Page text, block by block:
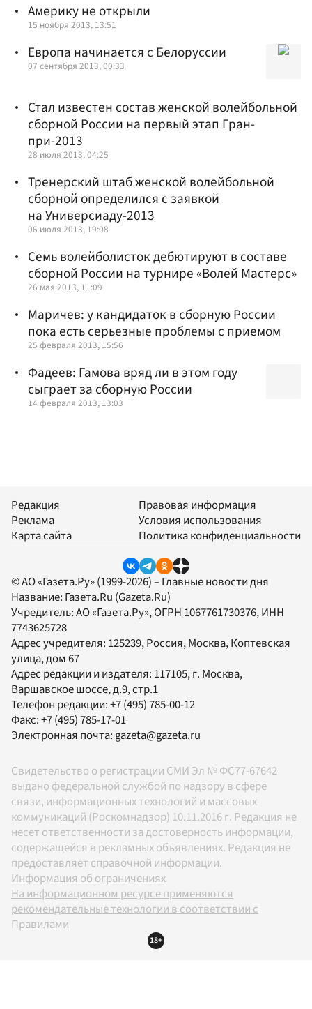
Америку не открыли
15 ноября 2013, 13:51
Европа начинается с Белоруссии
07 сентября 2013, 00:33
Стал известен состав женской волейбольной
сборной России на первый этап Гран-
при-2013
28 июля 2013, 04:25
Тренерский штаб женской волейбольной
сборной определился с заявкой
на Универсиаду-2013
06 июля 2013, 19:08
Семь волейболисток дебютируют в составе
сборной России на турнире «Волей Мастерс»
26 мая 2013, 11:09
Маричев: у кандидаток в сборную России
пока есть серьезные проблемы с приемом
25 февраля 2013, 15:56
Фадеев: Гамова вряд ли в этом году
сыграет за сборную России
14 февраля 2013, 13:03
Редакция
Реклама
Карта сайта
Правовая информация
Условия использования
Политика конфиденциальности
© АО «Газета.Ру» (1999-2026) – Главные новости дня
Название: Газета.Ru (Gazeta.Ru)
Учредитель:АО «Газета.Ру», ОГРН 1067761730376, ИНН
7743625728
Адрес учредителя: 125239, Россия, Москва, Коптевская
улица, дом 67
Адрес редакции и издателя: 117105, г. Москва,
Варшавское шоссе, д.9, стр.1
Телефон редакции:+7 (495) 785-00-12
Факс:+7 (495) 785-17-01
Электронная почта:gazeta@gazeta.ru
Свидетельство о регистрации СМИ Эл № ФС77-67642
выдано федеральной службой по надзору в сфере
связи, информационных технологий и массовых
коммуникаций (Роскомнадзор) 10.11.2016 г. Редакция не
несет ответственности за достоверность информации,
содержащейся в рекламных объявлениях. Редакция не
предоставляет справочной информации.
Информация об ограничениях
На информационном ресурсе применяются
рекомендательные технологии в соответствии с
Правилами
18+